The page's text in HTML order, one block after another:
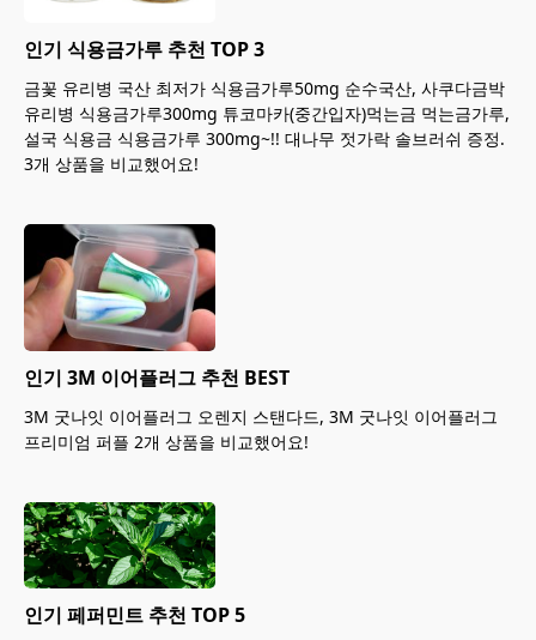
인기 식용금가루 추천 TOP 3
금꽃 유리병 국산 최저가 식용금가루50mg 순수국산, 사쿠다금박
유리병 식용금가루300mg 튜코마카(중간입자)먹는금 먹는금가루,
설국 식용금 식용금가루 300mg~!! 대나무 젓가락 솔브러쉬 증정.
3개 상품을 비교했어요!
인기 3M 이어플러그 추천 BEST
3M 굿나잇 이어플러그 오렌지 스탠다드, 3M 굿나잇 이어플러그
프리미엄 퍼플 2개 상품을 비교했어요!
인기 페퍼민트 추천 TOP 5